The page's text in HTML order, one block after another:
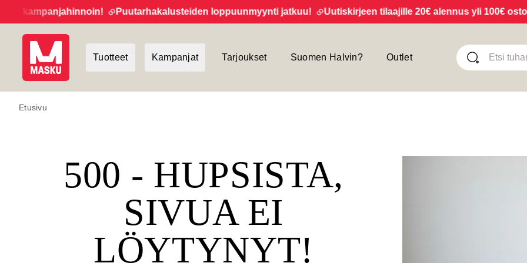
kampanjahinnoin! Puutarhakalusteiden loppuunmyynti jatkuu! Uutiskirjeen tilaajille 20€ alennus yli 100€
Tuotteet Kampanjat Tarjoukset Suomen Halvin? Outlet
Etusivu
500 - HUPSISTA,
SIVUA EI
LÖYTYNYT!